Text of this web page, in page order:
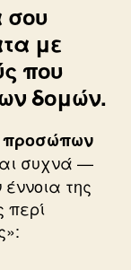
σου
με
που
δομών.
συχνά —
της
περί